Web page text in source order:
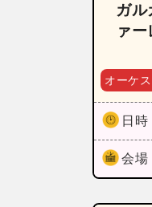
ガ
ァー
オーケ
日時
会場